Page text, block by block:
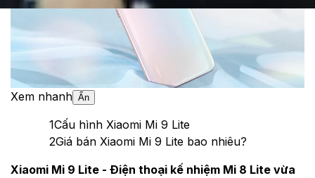
Xem nhanh Ẩn
1Cấu hình Xiaomi Mi 9 Lite
2Giá bán Xiaomi Mi 9 Lite bao nhiêu?
Xiaomi Mi 9 Lite - Điện thoại kế nhiệm Mi 8 Lite vừa